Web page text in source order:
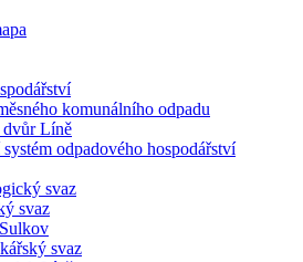
komunálního odpadu
dvůr Líně
odpadového hospodářství
svaz
svaz
svaz